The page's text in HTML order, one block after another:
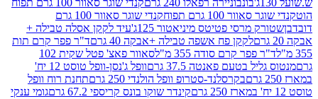
בונבוניירה רפאלו 240 גרם
קנדי שוגר סאוור 100 גרם תפוח
100 גרם תפוח
קנדי שוגר סאוור 100 גרם
מרסי פטיטס מיניאטור 125ג'
עיד לקקן אסלה טבילה +
לקקן פח אשפה טבילה +אבקה 40 גרם
ד"ר פפר קרם תות
פפר קרם סודה 355 מ"ל
סאוור פאצ' פטל שקית 102
בטעם פאנטה 37.5 גרם
וופל ג'נסן-וופל טוסט 12 יח'
בקרסלנד-סטרופ וופל הולנדי 250 גרם
תחנת רוח וופל
קינדר שוקו בונס קריספי 67.2 גרם
גומי ענקי